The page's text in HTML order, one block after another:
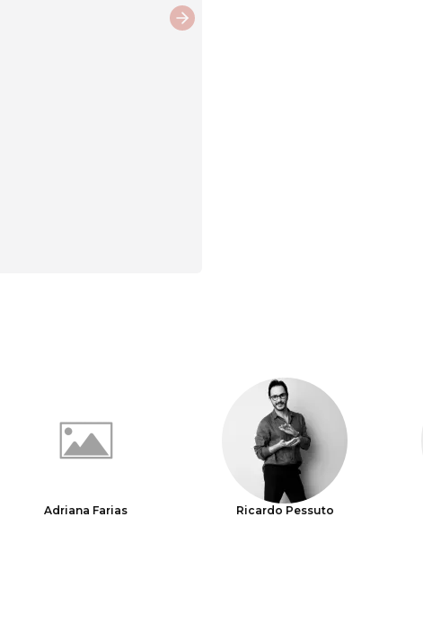
Next slide
Adriana Farias Ricardo Pessuto